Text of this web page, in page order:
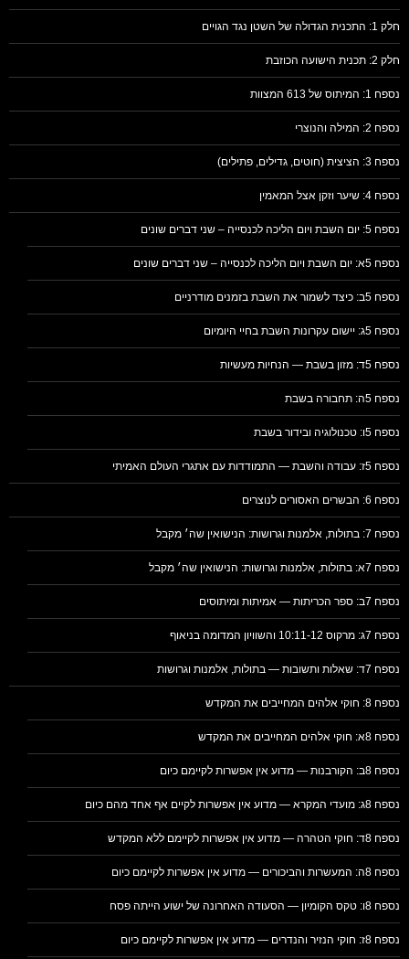
חלק 1: התכנית הגדולה של השטן נגד הגויים
חלק 2: תכנית הישועה הכוזבת
נספח 1: המיתוס של 613 המצוות
נספח 2: המילה והנוצרי
נספח 3: הציצית (חוטים, גדילים, פתילים)
נספח 4: שיער וזקן אצל המאמין
נספח 5: יום השבת ויום הליכה לכנסייה – שני דברים שונים
נספח 5א: יום השבת ויום הליכה לכנסייה – שני דברים שונים
נספח 5ב: כיצד לשמור את השבת בזמנים מודרניים
נספח 5ג: יישום עקרונות השבת בחיי היומיום
נספח 5ד: מזון בשבת — הנחיות מעשיות
נספח 5ה: תחבורה בשבת
נספח 5ו: טכנולוגיה ובידור בשבת
נספח 5ז: עבודה והשבת — התמודדות עם אתגרי העולם האמיתי
נספח 6: הבשרים האסורים לנוצרים
נספח 7: בתולות, אלמנות וגרושות: הנישואין שה׳ מקבל
נספח 7א: בתולות, אלמנות וגרושות: הנישואין שה׳ מקבל
נספח 7ב: ספר הכריתות — אמיתות ומיתוסים
נספח 7ג: מרקוס 10:11-12 והשוויון המדומה בניאוף
נספח 7ד: שאלות ותשובות — בתולות, אלמנות וגרושות
נספח 8: חוקי אלהים המחייבים את המקדש
נספח 8א: חוקי אלהים המחייבים את המקדש
נספח 8ב: הקורבנות — מדוע אין אפשרות לקיימם כיום
נספח 8ג: מועדי המקרא — מדוע אין אפשרות לקיים אף אחד מהם כיום
נספח 8ד: חוקי הטהרה — מדוע אין אפשרות לקיימם ללא המקדש
נספח 8ה: המעשרות והביכורים — מדוע אין אפשרות לקיימם כיום
נספח 8ו: טקס הקומיון — הסעודה האחרונה של ישוע הייתה פסח
נספח 8ז: חוקי הנזיר והנדרים — מדוע אין אפשרות לקיימם כיום